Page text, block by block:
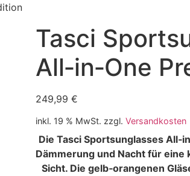
Tasci
All‑in‑One
249,99 €
inkl. 19 % MwSt. zzgl. Versandkosten
Die Tasci Sportsunglasses
Dämmerung und Nacht für
Sicht. Die gelb‑orangenen